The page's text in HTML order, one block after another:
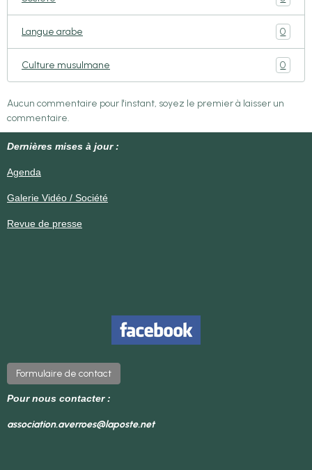
Langue arabe 0
Culture musulmane 0
Aucun commentaire pour l'instant, soyez le premier à laisser un
commentaire.
Dernières mises à jour :
Agenda
Galerie Vidéo / Société
Revue de presse
Formulaire de contact
Pour nous contacter :
association.averroes@laposte.net